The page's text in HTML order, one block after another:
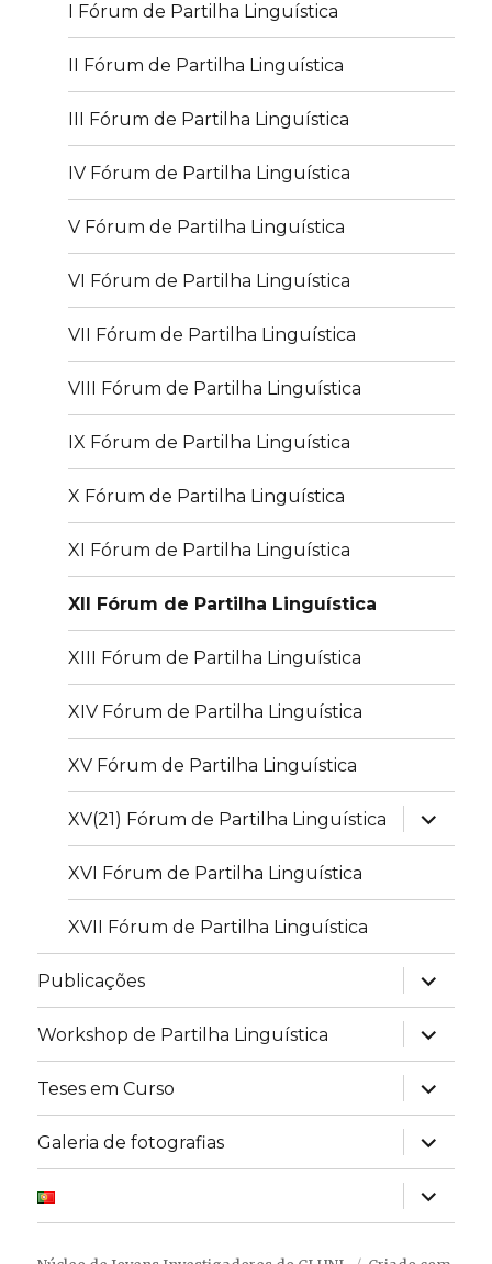
I Fórum de Partilha Linguística
II Fórum de Partilha Linguística
III Fórum de Partilha Linguística
IV Fórum de Partilha Linguística
V Fórum de Partilha Linguística
VI Fórum de Partilha Linguística
VII Fórum de Partilha Linguística
VIII Fórum de Partilha Linguística
IX Fórum de Partilha Linguística
X Fórum de Partilha Linguística
XI Fórum de Partilha Linguística
XII Fórum de Partilha Linguística
XIII Fórum de Partilha Linguística
XIV Fórum de Partilha Linguística
XV Fórum de Partilha Linguística
XV(21) Fórum de Partilha Linguística
expandir
XVI Fórum de Partilha Linguística
XVII Fórum de Partilha Linguística
Publicações
expandir
Workshop de Partilha Linguística
expandir
Teses em Curso
expandir
Galeria de fotografias
expandir
expandir